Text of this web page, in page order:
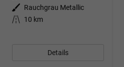
Außenfarbe
Rauchgrau Metallic
Kilometerstand
10 km
Details